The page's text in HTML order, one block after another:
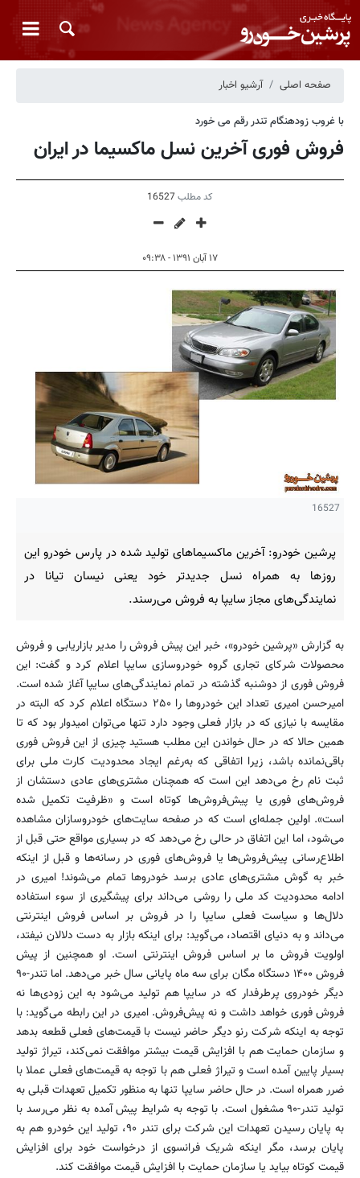
صفحه اصلی آرشیو اخبار
با غروب زودهنگام تندر رقم می خورد
فروش فوری آخرین نسل ماکسیما در ایران
کد مطلب 16527
۱۷ آبان ۱۳۹۱ - ۰۹:۳۸
16527
پرشین خودرو: آخرین ماکسیماهای تولید شده در پارس خودرو این
روزها به همراه نسل جدیدتر خود یعنی نیسان تیانا در
نمایندگی‌های مجاز سایپا به فروش می‌رسند.
به گزارش «پرشین خودرو»، خبر این پیش فروش را مدیر بازاریابی و فروش
محصولات شرکای تجاری گروه خودروسازی سایپا اعلام کرد و گفت: این
فروش فوری از دوشنبه گذشته در تمام نمایندگی‌های سایپا آغاز شده است.
امیرحسن امیری تعداد این خودروها را ۲۵۰ دستگاه اعلام کرد که البته در
مقایسه با نیازی که در بازار فعلی وجود دارد تنها می‌توان امیدوار بود که تا
همین حالا که در حال خواندن این مطلب هستید چیزی از این فروش فوری
باقی‌نمانده باشد، زیرا اتفاقی که به‌رغم ایجاد محدودیت کارت ملی برای
ثبت نام رخ می‌دهد این است که همچنان مشتری‌های عادی دستشان از
فروش‌های فوری یا پیش‌فروش‌ها کوتاه است و «ظرفیت تکمیل شده
است». اولین جمله‌ای است که در صفحه سایت‌های خودروسازان مشاهده
می‌شود، اما این اتفاق در حالی رخ می‌دهد که در بسیاری مواقع حتی قبل از
اطلاع‌رسانی پیش‌فروش‌ها یا فروش‌های فوری در رسانه‌ها و قبل از اینکه
خبر به گوش مشتری‌های عادی برسد خودروها تمام می‌شوند! امیری در
ادامه محدودیت کد ملی را روشی می‌داند برای پیشگیری از سوء استفاده
دلال‌ها و سیاست فعلی سایپا را در فروش بر اساس فروش اینترنتی
می‌داند و به دنیای اقتصاد، می‌گوید: برای اینکه بازار به دست دلالان نیفتد،
اولویت فروش ما بر اساس فروش اینترنتی است. او همچنین از پیش
فروش ۱۴۰۰ دستگاه مگان برای سه ماه پایانی سال خبر می‌دهد. اما تندر-۹۰
دیگر خودروی پرطرفدار که در سایپا هم تولید می‌شود به این زودی‌ها نه
فروش فوری خواهد داشت و نه پیش‌فروش. امیری در این رابطه می‌گوید: با
توجه به اینکه شرکت رنو دیگر حاضر نیست با قیمت‌های فعلی قطعه بدهد
و سازمان حمایت هم با افزایش قیمت بیشتر موافقت نمی‌کند، تیراژ تولید
بسیار پایین آمده است و تیراژ فعلی هم با توجه به قیمت‌های فعلی عملا با
ضرر همراه است. در حال حاضر سایپا تنها به منظور تکمیل تعهدات قبلی به
تولید تندر-۹۰ مشغول است. با توجه به شرایط پیش آمده به نظر می‌رسد با
به پایان رسیدن تعهدات این شرکت برای تندر ۹۰، تولید این خودرو هم به
پایان برسد، مگر اینکه شریک فرانسوی از درخواست خود برای افزایش
قیمت کوتاه بیاید یا سازمان حمایت با افزایش قیمت موافقت كند.